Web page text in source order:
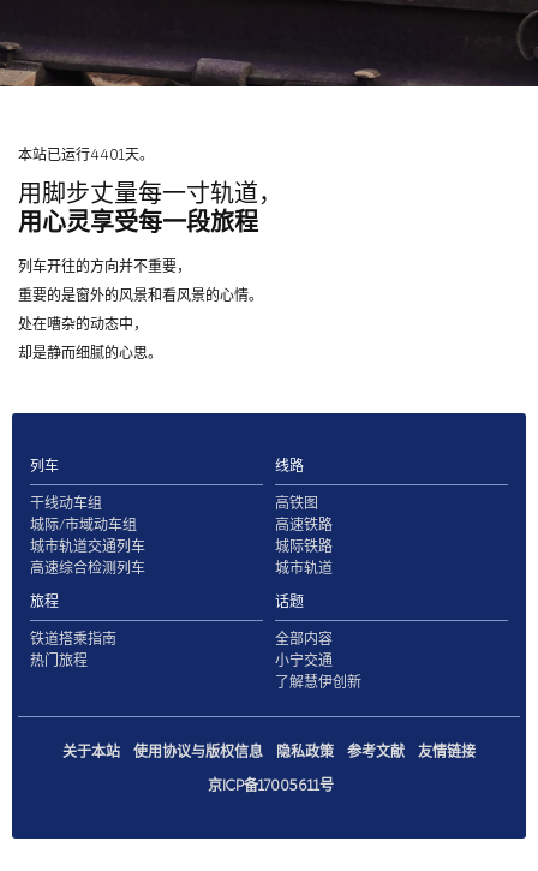
本站已运行4401天。
用脚步丈量每一寸轨道，
用心灵享受每一段旅程
列车开往的方向并不重要，
重要的是窗外的风景和看风景的心情。
处在嘈杂的动态中，
却是静而细腻的心思。
列车
干线动车组
城际/市域动车组
城市轨道交通列车
高速综合检测列车
线路
高铁图
高速铁路
城际铁路
城市轨道
旅程
铁道搭乘指南
热门旅程
话题
全部内容
小宁交通
了解慧伊创新
关于本站 使用协议与版权信息 隐私政策 参考文献
友情链接
京ICP备17005611号